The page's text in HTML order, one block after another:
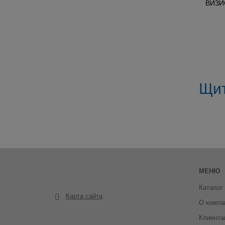
Карта сайта
МЕНЮ
Каталог
О